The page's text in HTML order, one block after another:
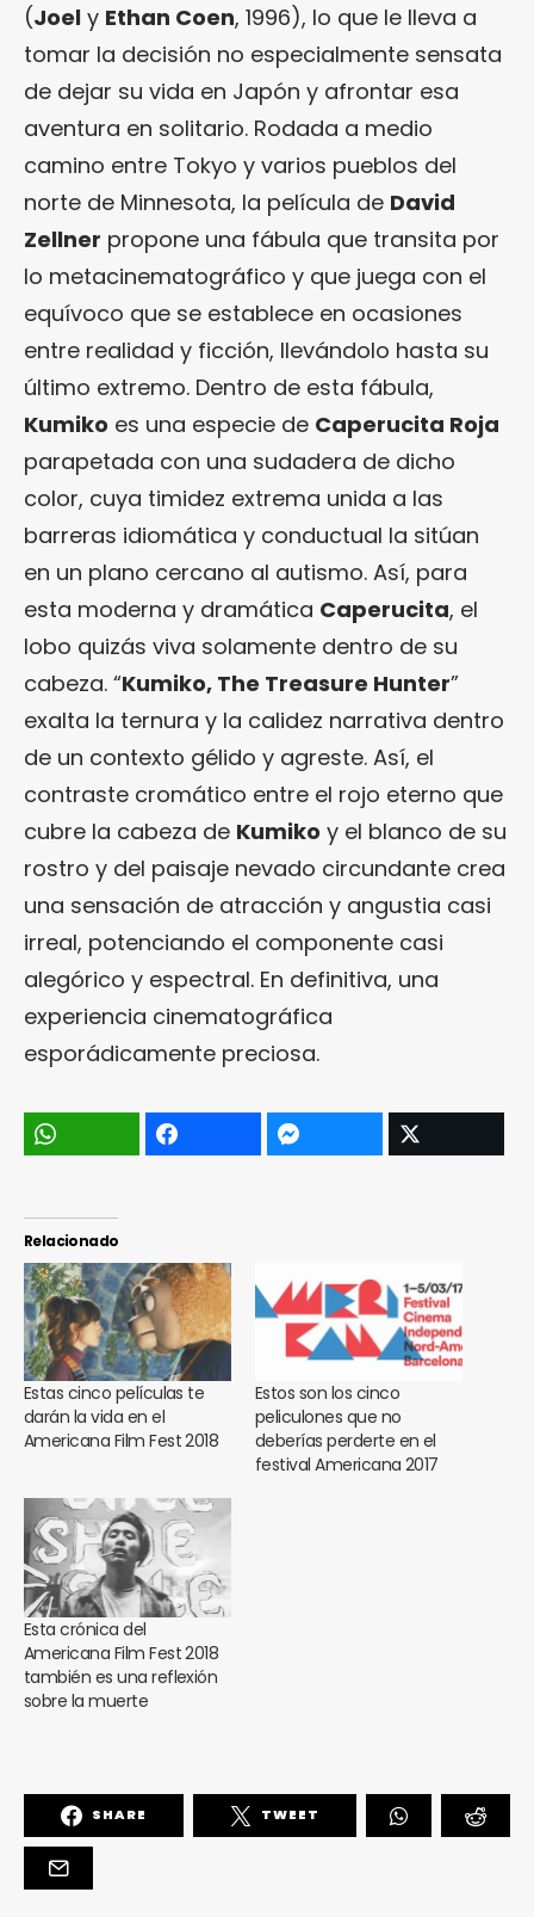
(Joel y Ethan Coen, 1996), lo que le lleva a
tomar la decisión no especialmente sensata
de dejar su vida en Japón y afrontar esa
aventura en solitario. Rodada a medio
camino entre Tokyo y varios pueblos del
norte de Minnesota, la película de David
Zellner propone una fábula que transita por
lo metacinematográfico y que juega con el
equívoco que se establece en ocasiones
entre realidad y ficción, llevándolo hasta su
último extremo. Dentro de esta fábula,
Kumiko es una especie de Caperucita Roja
parapetada con una sudadera de dicho
color, cuya timidez extrema unida a las
barreras idiomática y conductual la sitúan
en un plano cercano al autismo. Así, para
esta moderna y dramática Caperucita, el
lobo quizás viva solamente dentro de su
cabeza. “Kumiko, The Treasure Hunter”
exalta la ternura y la calidez narrativa dentro
de un contexto gélido y agreste. Así, el
contraste cromático entre el rojo eterno que
cubre la cabeza de Kumiko y el blanco de su
rostro y del paisaje nevado circundante crea
una sensación de atracción y angustia casi
irreal, potenciando el componente casi
alegórico y espectral. En definitiva, una
experiencia cinematográfica
esporádicamente preciosa.
Relacionado
Estas cinco películas te
darán la vida en el
Americana Film Fest 2018
Estos son los cinco
peliculones que no
deberías perderte en el
festival Americana 2017
Esta crónica del
Americana Film Fest 2018
también es una reflexión
sobre la muerte
SHARE TWEET